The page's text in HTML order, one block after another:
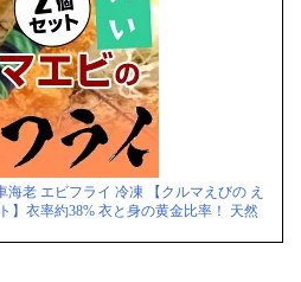
海老 エビフライ 冷凍 【クルマえびの え
衣率約38% 衣と身の黄金比率！ 天然